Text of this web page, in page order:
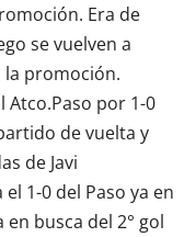
Era de
se vuelven a
la promoción.
Atco.Paso por 1-0
de vuelta y
de Javi
1-0 del Paso ya en
busca del 2° gol